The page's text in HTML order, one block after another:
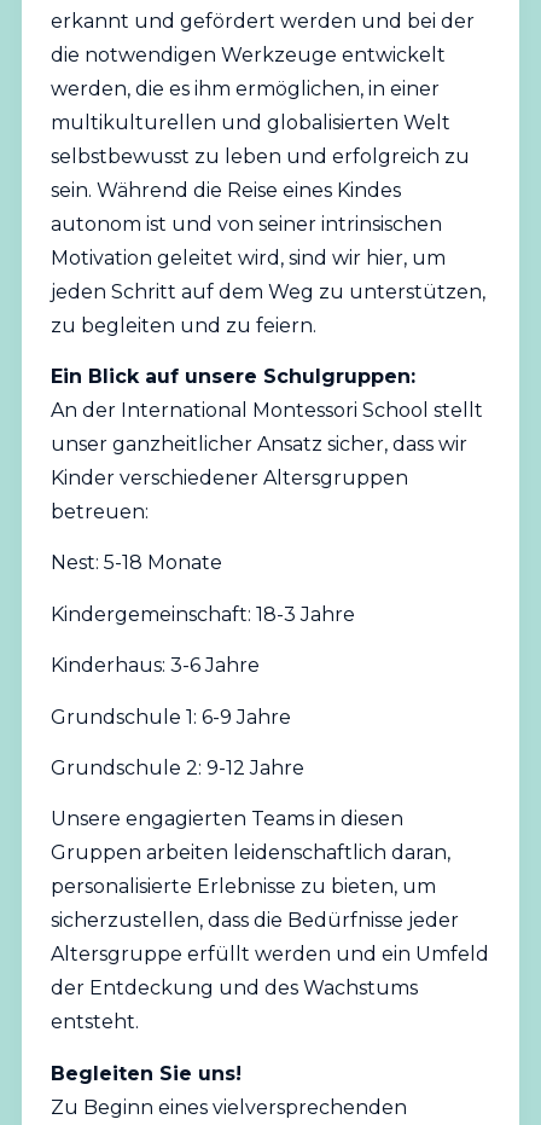
erkannt und gefördert werden und bei der
die notwendigen Werkzeuge entwickelt
werden, die es ihm ermöglichen, in einer
multikulturellen und globalisierten Welt
selbstbewusst zu leben und erfolgreich zu
sein. Während die Reise eines Kindes
autonom ist und von seiner intrinsischen
Motivation geleitet wird, sind wir hier, um
jeden Schritt auf dem Weg zu unterstützen,
zu begleiten und zu feiern.
Ein Blick auf unsere Schulgruppen:
An der International Montessori School stellt
unser ganzheitlicher Ansatz sicher, dass wir
Kinder verschiedener Altersgruppen
betreuen:
Nest: 5-18 Monate
Kindergemeinschaft: 18-3 Jahre
Kinderhaus: 3-6 Jahre
Grundschule 1: 6-9 Jahre
Grundschule 2: 9-12 Jahre
Unsere engagierten Teams in diesen
Gruppen arbeiten leidenschaftlich daran,
personalisierte Erlebnisse zu bieten, um
sicherzustellen, dass die Bedürfnisse jeder
Altersgruppe erfüllt werden und ein Umfeld
der Entdeckung und des Wachstums
entsteht.
Begleiten Sie uns!
Zu Beginn eines vielversprechenden